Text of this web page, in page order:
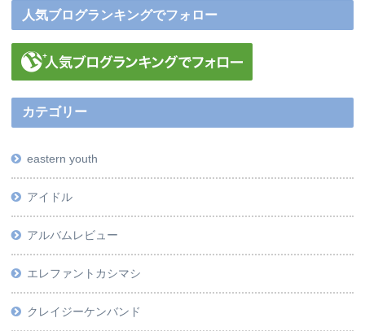
人気ブログランキングでフォロー
カテゴリー
eastern youth
アイドル
アルバムレビュー
エレファントカシマシ
クレイジーケンバンド